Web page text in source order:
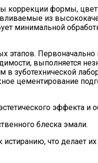
коррекции формы,
из
минимальной
Первоначально
выполняется
в зуботехнической
цементирование
эффекта и
блеска эмали.
что делает